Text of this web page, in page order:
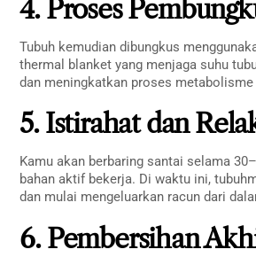
4. Proses
Tubuh kemudian dibungkus
thermal blanket yang menjaga suhu
dan meningkatkan proses metabolisme
5. Istirahat dan
Kamu akan berbaring santai selama
bahan aktif bekerja. Di waktu ini,
dan mulai mengeluarkan racun dari
6. Pembersihan